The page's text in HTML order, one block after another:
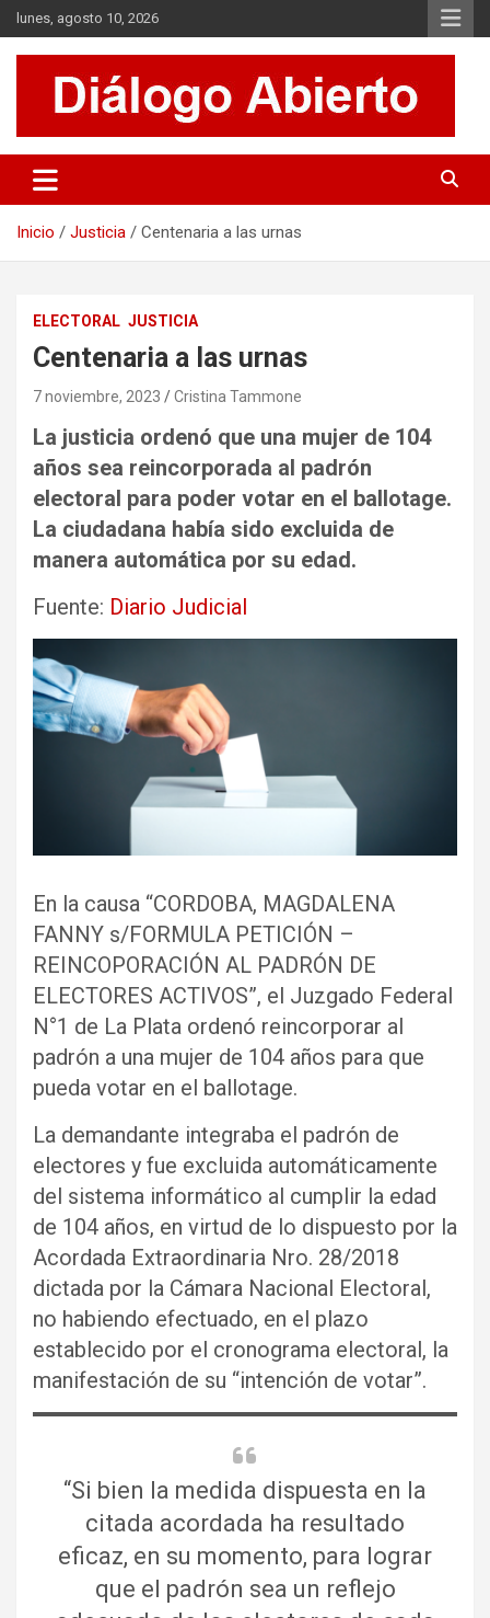
Saltar
al
contenido
lunes, agosto 10, 2026
Diálogo Abierto
Se tratan diversos temas de actualidad buscando hacer un
aporte a la sociedad, brindando información relevante de lo que
Inicio Justicia Centenaria a las urnas
ELECTORAL JUSTICIA
Centenaria a las urnas
7 noviembre, 2023 Cristina Tammone
La justicia ordenó que una mujer de 104
años sea reincorporada al padrón
electoral para poder votar en el ballotage.
La ciudadana había sido excluida de
manera automática por su edad.
Fuente: Diario Judicial
En la causa “CORDOBA, MAGDALENA
FANNY s/FORMULA PETICIÓN –
REINCOPORACIÓN AL PADRÓN DE
ELECTORES ACTIVOS”, el Juzgado Federal
N°1 de La Plata ordenó reincorporar al
padrón a una mujer de 104 años para que
pueda votar en el ballotage.
La demandante integraba el padrón de
electores y fue excluida automáticamente
del sistema informático al cumplir la edad
de 104 años, en virtud de lo dispuesto por la
Acordada Extraordinaria Nro. 28/2018
dictada por la Cámara Nacional Electoral,
no habiendo efectuado, en el plazo
establecido por el cronograma electoral, la
manifestación de su “intención de votar”.
“Si bien la medida dispuesta en la
citada acordada ha resultado
eficaz, en su momento, para lograr
que el padrón sea un reflejo